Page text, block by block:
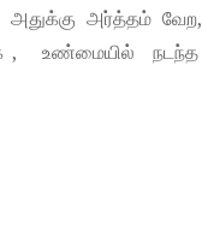
அதுக்கு அர்த்தம் வேற,
, உண்மையில் நடந்த